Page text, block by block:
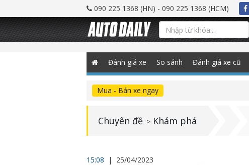
090 225 1368 (HN) - 090 225 1368 (HCM)
Đánh giá xe So sánh Đánh giá xe cũ
Mua - Bán xe ngay
Chuyên đề > Khám phá
15:08
| 25/04/2023